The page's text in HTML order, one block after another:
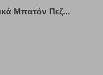
Μπατόν Πεζ...